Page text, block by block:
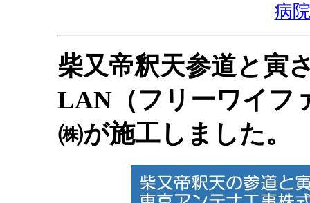
病
柴又帝釈天参道と寅
LAN（フリーワイフ
㈱が施工しました。